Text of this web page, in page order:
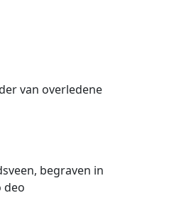
van overledene
begraven in
deo